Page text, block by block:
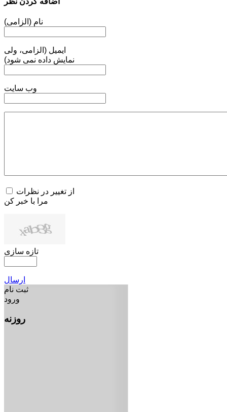
نام (الزامی)
ایمیل (الزامی، ولی
نمایش داده نمی شود)
وب سایت
از تغییر در نظرات
مرا با خبر کن
تازه سازی
ارسال
ثبت نام
ورود
روزنه